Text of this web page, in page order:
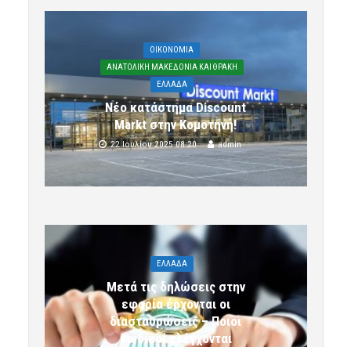
OIKONOMIA
ΑΝΑΤΟΛΙΚΗ ΜΑΚΕΔΟΝΙΑ ΚΑΙ ΘΡΑΚΗ
ΕΛΛΑΔΑ
Νέο κατάστημα Discount
Markt στην Κομοτηνή!
22 Ιουλίου 2025 08:20 admin
ΕΛΛΑΔΑ
Μετά τις δηλώσεις στην
εφορία έρχονται οι
διασταυρώσεις – Ποιοι
κωδικοί ελέγχονται